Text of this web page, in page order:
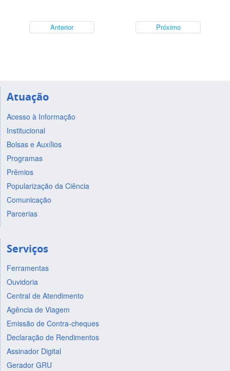
Anterior Próximo
Atuação
Acesso à Informação
Institucional
Bolsas e Auxílios
Programas
Prêmios
Popularização da Ciência
Comunicação
Parcerias
Serviços
Ferramentas
Ouvidoria
Central de Atendimento
Agência de Viagem
Emissão de Contra-cheques
Declaração de Rendimentos
Assinador Digital
Gerador GRU